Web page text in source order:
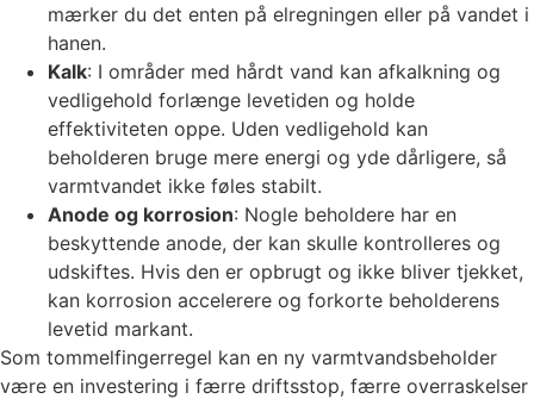
mærker du det enten på elregningen eller på vandet i
hanen.
Kalk: I områder med hårdt vand kan afkalkning og
vedligehold forlænge levetiden og holde
effektiviteten oppe. Uden vedligehold kan
beholderen bruge mere energi og yde dårligere, så
varmtvandet ikke føles stabilt.
Anode og korrosion: Nogle beholdere har en
beskyttende anode, der kan skulle kontrolleres og
udskiftes. Hvis den er opbrugt og ikke bliver tjekket,
kan korrosion accelerere og forkorte beholderens
levetid markant.
Som tommelfingerregel kan en ny varmtvandsbeholder
være en investering i færre driftsstop, færre overraskelser